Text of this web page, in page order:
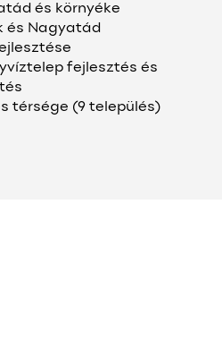
és környéke
és Nagyatád
fejlesztés és
térsége (9 település)